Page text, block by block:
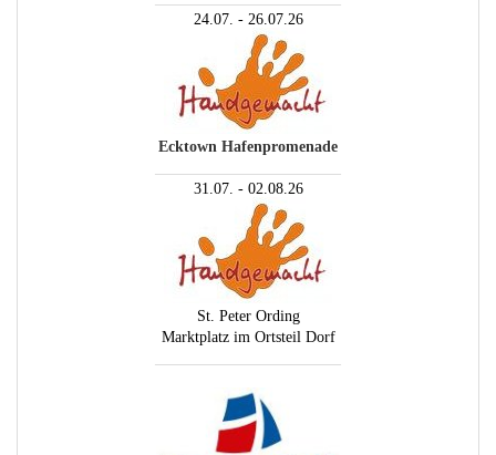
24.07. - 26.07.26
Ecktown Hafenpromenade
31.07. - 02.08.26
St. Peter Ording
Marktplatz im Ortsteil Dorf